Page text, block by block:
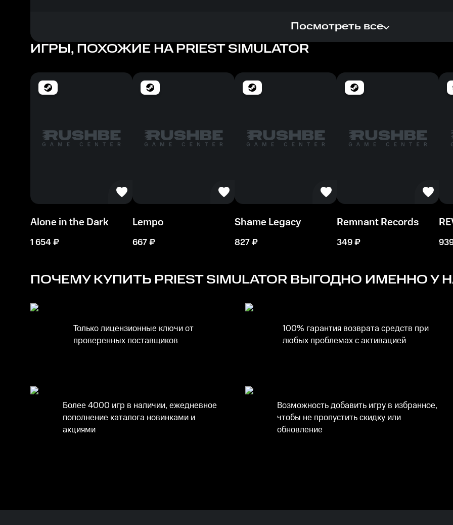
Память
Место на диске
Intel® Core™ i7-2600K / AMD
Место на диске
Посмотреть все
ИГРЫ, ПОХОЖИЕ НА PRIEST SIMULATOR
Alone in the Dark
1 654₽
Lempo
667₽
Shame Legacy
827₽
Remnant Records
349₽
ПОЧЕМУ КУПИТЬ PRIEST SIMULATOR ВЫГОДНО ИМЕННО У
Только лицензионные ключи от
проверенных поставщиков
100% гарантия возврата средств при
любых проблемах с активацией
Более 4000 игр в наличии, ежедневное
пополнение каталога новинками и
акциями
Возможность добавить игру в избранное,
чтобы не пропустить скидку или
обновление